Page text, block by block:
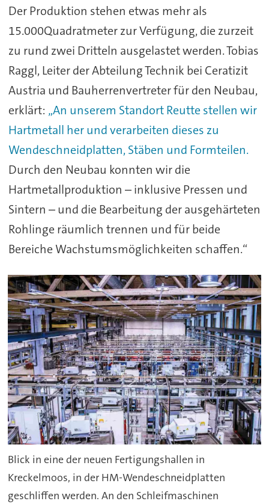
Der Produktion stehen etwas mehr als
15.000Quadratmeter zur Verfügung, die zurzeit
zu rund zwei Dritteln ausgelastet werden. Tobias
Raggl, Leiter der Abteilung Technik bei Ceratizit
Austria und Bauherrenvertreter für den Neubau,
erklärt: „An unserem Standort Reutte stellen wir
Hartmetall her und verarbeiten dieses zu
Wendeschneidplatten, Stäben und Formteilen.
Durch den Neubau konnten wir die
Hartmetallproduktion – inklusive Pressen und
Sintern – und die Bearbeitung der ausgehärteten
Rohlinge räumlich trennen und für beide
Bereiche Wachstumsmöglichkeiten schaffen.“
Blick in eine der neuen Fertigungshallen in
Kreckelmoos, in der HM-Wendeschneidplatten
geschliffen werden. An den Schleifmaschinen